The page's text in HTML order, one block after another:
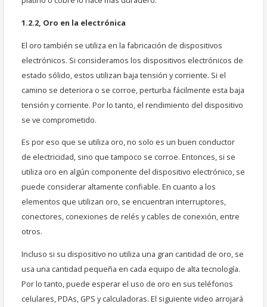
1.2.2, Oro en la electrónica
El oro también se utiliza en la fabricación de dispositivos
electrónicos. Si consideramos los dispositivos electrónicos de
estado sólido, estos utilizan baja tensión y corriente. Si el
camino se deteriora o se corroe, perturba fácilmente esta baja
tensión y corriente. Por lo tanto, el rendimiento del dispositivo
se ve comprometido.
Es por eso que se utiliza oro, no solo es un buen conductor
de electricidad, sino que tampoco se corroe. Entonces, si se
utiliza oro en algún componente del dispositivo electrónico, se
puede considerar altamente confiable. En cuanto a los
elementos que utilizan oro, se encuentran interruptores,
conectores, conexiones de relés y cables de conexión, entre
otros.
Incluso si su dispositivo no utiliza una gran cantidad de oro, se
usa una cantidad pequeña en cada equipo de alta tecnología.
Por lo tanto, puede esperar el uso de oro en sus teléfonos
celulares, PDAs, GPS y calculadoras. El siguiente video arrojará